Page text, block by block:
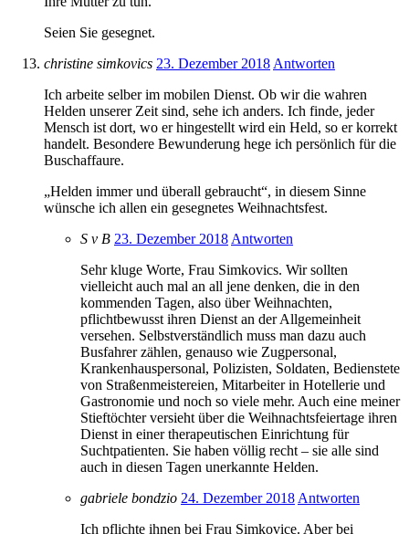
Seien Sie gesegnet.
christine simkovics 23. Dezember 2018 Antworten
Ich arbeite selber im mobilen Dienst. Ob wir die wahren
Helden unserer Zeit sind, sehe ich anders. Ich finde, jeder
Mensch ist dort, wo er hingestellt wird ein Held, so er korrekt
handelt. Besondere Bewunderung hege ich persönlich für die
Buschaffaure.
„Helden immer und überall gebraucht“, in diesem Sinne
wünsche ich allen ein gesegnetes Weihnachtsfest.
S v B 23. Dezember 2018 Antworten
Sehr kluge Worte, Frau Simkovics. Wir sollten
vielleicht auch mal an all jene denken, die in den
kommenden Tagen, also über Weihnachten,
pflichtbewusst ihren Dienst an der Allgemeinheit
versehen. Selbstverständlich muss man dazu auch
Busfahrer zählen, genauso wie Zugpersonal,
Krankenhauspersonal, Polizisten, Soldaten, Bedienstete
von Straßenmeistereien, Mitarbeiter in Hotellerie und
Gastronomie und noch so viele mehr. Auch eine meiner
Stieftöchter versieht über die Weihnachtsfeiertage ihren
Dienst in einer therapeutischen Einrichtung für
Suchtpatienten. Sie haben völlig recht – sie alle sind
auch in diesen Tagen unerkannte Helden.
gabriele bondzio 24. Dezember 2018 Antworten
Ich pflichte ihnen bei Frau Simkovice. Aber bei